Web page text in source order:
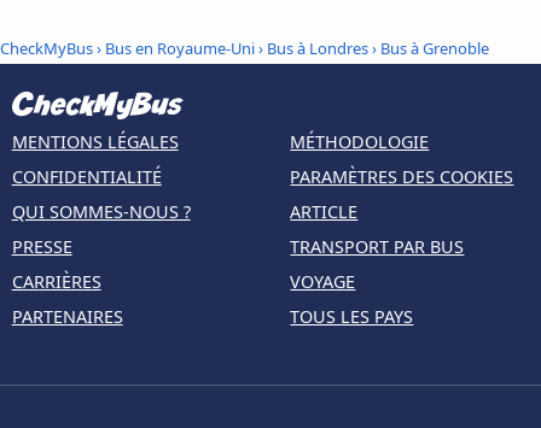
CheckMyBus› Bus en Royaume-Uni› Bus à Londres› Bus à Grenoble
MENTIONS LÉGALES
CONFIDENTIALITÉ
QUI SOMMES-NOUS ?
PRESSE
CARRIÈRES
PARTENAIRES
MÉTHODOLOGIE
PARAMÈTRES DES COOKIES
ARTICLE
TRANSPORT PAR BUS
VOYAGE
TOUS LES PAYS